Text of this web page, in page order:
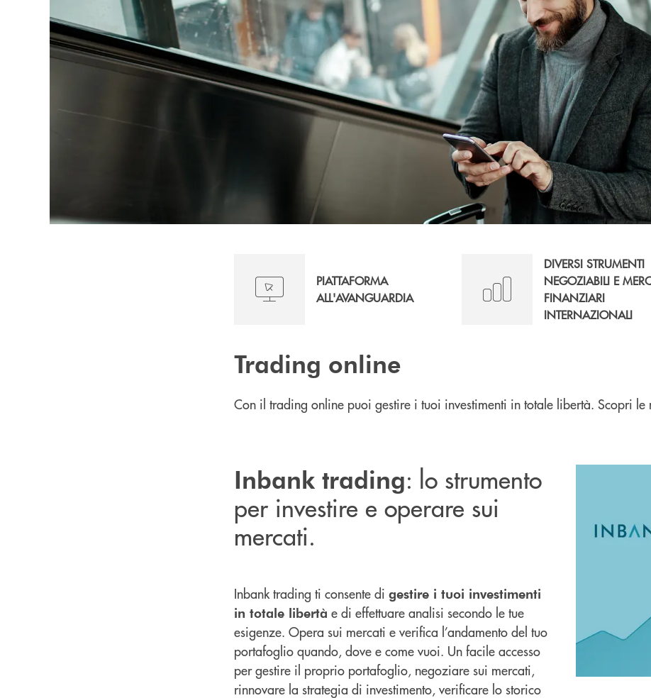
PIATTAFORMA
ALL'AVANGUARDIA
DIVERSI STRUMENTI
NEGOZIABILI E
FINANZIARI
INTERNAZIONALI
Trading online
Con il trading online puoi gestire i tuoi investimenti in totale libertà. Scopri le
Inbank trading: lo strumento
per investire e operare sui
mercati.
Inbank trading ti consente di gestire i tuoi investimenti
in totale libertà e di effettuare analisi secondo le tue
esigenze. Opera sui mercati e verifica l’andamento del tuo
portafoglio quando, dove e come vuoi. Un facile accesso
per gestire il proprio portafoglio, negoziare sui mercati,
rinnovare la strategia di investimento, verificare lo storico